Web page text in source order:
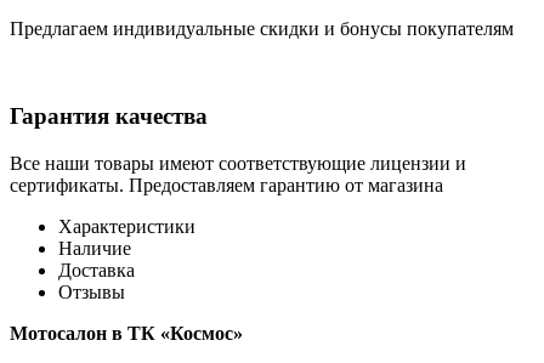
Предлагаем индивидуальные скидки и бонусы покупателям
Гарантия качества
Все наши товары имеют соответствующие лицензии и
сертификаты. Предоставляем гарантию от магазина
Характеристики
Наличие
Доставка
Отзывы
Мотосалон в ТК «Космос»